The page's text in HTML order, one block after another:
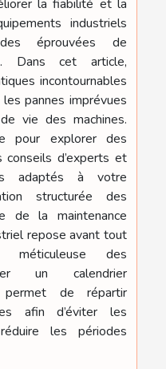
la fiabilité et la
industriels
éprouvées de
Dans cet article,
incontournables
pannes imprévues
vie des machines.
pour explorer des
d’experts et
adaptés à votre
structurée des
de la maintenance
repose avant tout
méticuleuse des
un calendrier
permet de répartir
afin d’éviter les
les périodes